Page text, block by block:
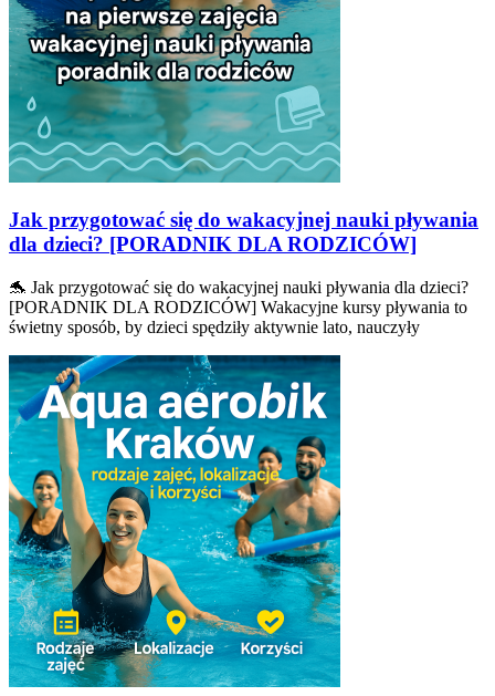
Jak przygotować się do wakacyjnej nauki pływania
dla dzieci? [PORADNIK DLA RODZICÓW]
🐬 Jak przygotować się do wakacyjnej nauki pływania dla dzieci?
[PORADNIK DLA RODZICÓW] Wakacyjne kursy pływania to
świetny sposób, by dzieci spędziły aktywnie lato, nauczyły